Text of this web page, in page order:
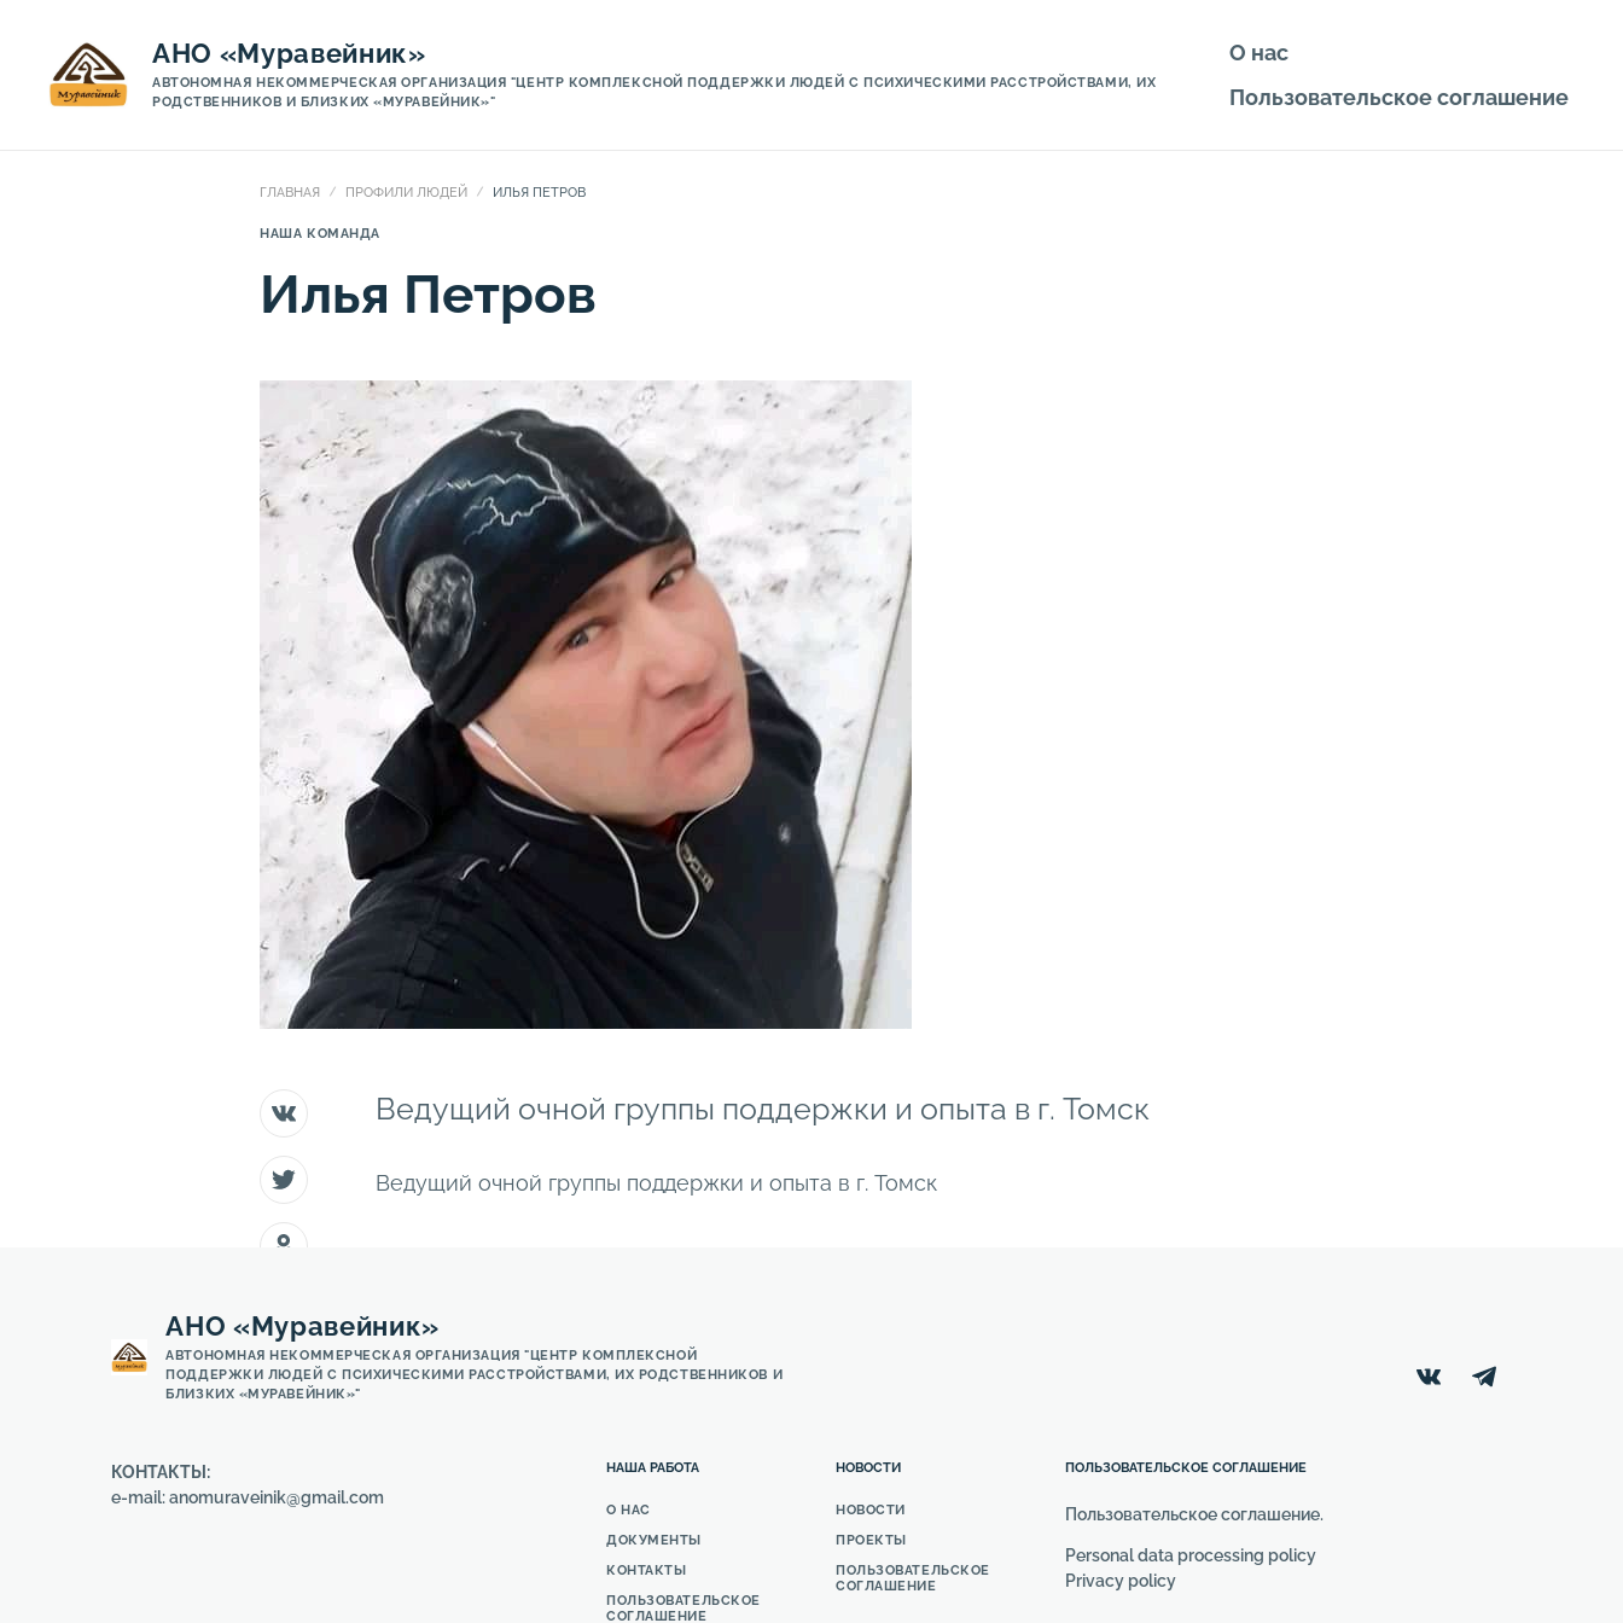
АНО «Муравейник»
АВТОНОМНАЯ НЕКОММЕРЧЕСКАЯ ОРГАНИЗАЦИЯ "ЦЕНТР КОМПЛЕКСНОЙ ПОДДЕРЖКИ ЛЮДЕЙ С ПСИХИЧЕСКИМИ РАССТРОЙСТВАМИ, ИХ
РОДСТВЕННИКОВ И БЛИЗКИХ «МУРАВЕЙНИК»"
О нас
Пользовательское соглашение
ГЛАВНАЯ ПРОФИЛИ ЛЮДЕЙ ИЛЬЯ ПЕТРОВ
НАША КОМАНДА
Илья Петров
Ведущий очной группы поддержки и опыта в г. Томск
Ведущий очной группы поддержки и опыта в г. Томск
АНО «Муравейник»
АВТОНОМНАЯ НЕКОММЕРЧЕСКАЯ ОРГАНИЗАЦИЯ "ЦЕНТР КОМПЛЕКСНОЙ
ПОДДЕРЖКИ ЛЮДЕЙ С ПСИХИЧЕСКИМИ РАССТРОЙСТВАМИ, ИХ РОДСТВЕННИКОВ И
БЛИЗКИХ «МУРАВЕЙНИК»"
КОНТАКТЫ:
e-mail: anomuraveinik@gmail.com
НАША РАБОТА
О НАС
ДОКУМЕНТЫ
КОНТАКТЫ
ПОЛЬЗОВАТЕЛЬСКОЕ
СОГЛАШЕНИЕ
НОВОСТИ
НОВОСТИ
ПРОЕКТЫ
ПОЛЬЗОВАТЕЛЬСКОЕ
СОГЛАШЕНИЕ
ПОЛЬЗОВАТЕЛЬСКОЕ СОГЛАШЕНИЕ
Пользовательское соглашение.
Personal data processing policy
Privacy policy